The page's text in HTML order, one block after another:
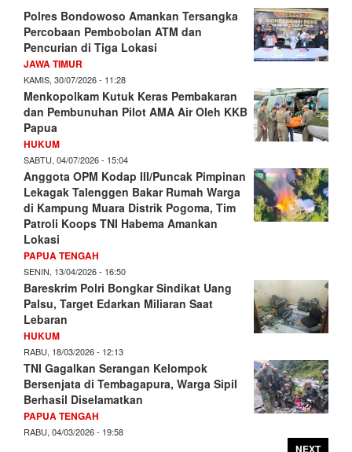
Polres Bondowoso Amankan Tersangka
Percobaan Pembobolan ATM dan
Pencurian di Tiga Lokasi
JAWA TIMUR
KAMIS, 30/07/2026 - 11:28
Menkopolkam Kutuk Keras Pembakaran
dan Pembunuhan Pilot AMA Air Oleh KKB
Papua
HUKUM
SABTU, 04/07/2026 - 15:04
Anggota OPM Kodap III/Puncak Pimpinan
Lekagak Talenggen Bakar Rumah Warga
di Kampung Muara Distrik Pogoma, Tim
Patroli Koops TNI Habema Amankan
Lokasi
PAPUA TENGAH
SENIN, 13/04/2026 - 16:50
Bareskrim Polri Bongkar Sindikat Uang
Palsu, Target Edarkan Miliaran Saat
Lebaran
HUKUM
RABU, 18/03/2026 - 12:13
TNI Gagalkan Serangan Kelompok
Bersenjata di Tembagapura, Warga Sipil
Berhasil Diselamatkan
PAPUA TENGAH
RABU, 04/03/2026 - 19:58
NEXT